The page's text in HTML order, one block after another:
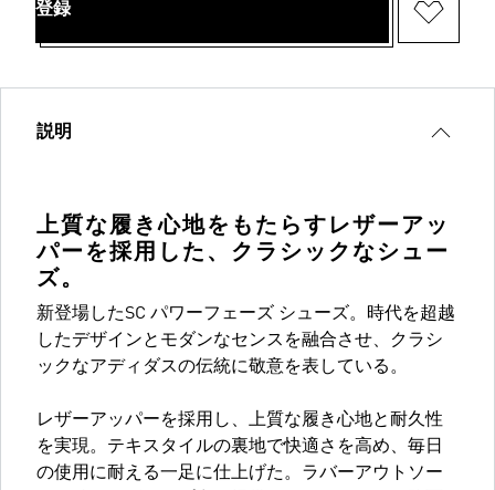
登録
説明
上質な履き心地をもたらすレザーアッ
パーを採用した、クラシックなシュー
ズ。
新登場したSC パワーフェーズ シューズ。時代を超越
したデザインとモダンなセンスを融合させ、クラシ
ックなアディダスの伝統に敬意を表している。
レザーアッパーを採用し、上質な履き心地と耐久性
を実現。テキスタイルの裏地で快適さを高め、毎日
の使用に耐える一足に仕上げた。ラバーアウトソー